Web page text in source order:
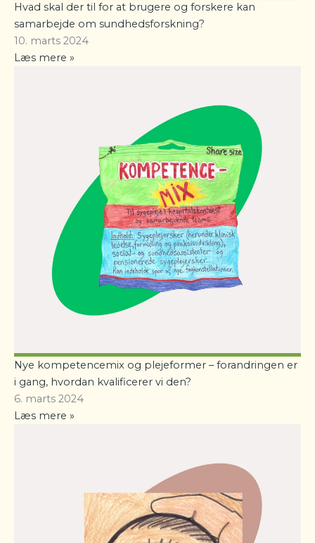
Hvad skal der til for at brugere og forskere kan
samarbejde om sundhedsforskning?
10. marts 2024
Læs mere »
Nye kompetencemix og plejeformer – forandringen er
i gang, hvordan kvalificerer vi den?
6. marts 2024
Læs mere »